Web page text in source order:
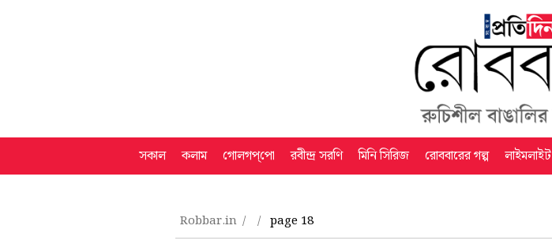
সকাল কলাম গোলগপ্‌পো রবীন্দ্র সরণি মিনি সিরিজ রোববারের গল্প লাইমলাইট
Robbar.in page 18